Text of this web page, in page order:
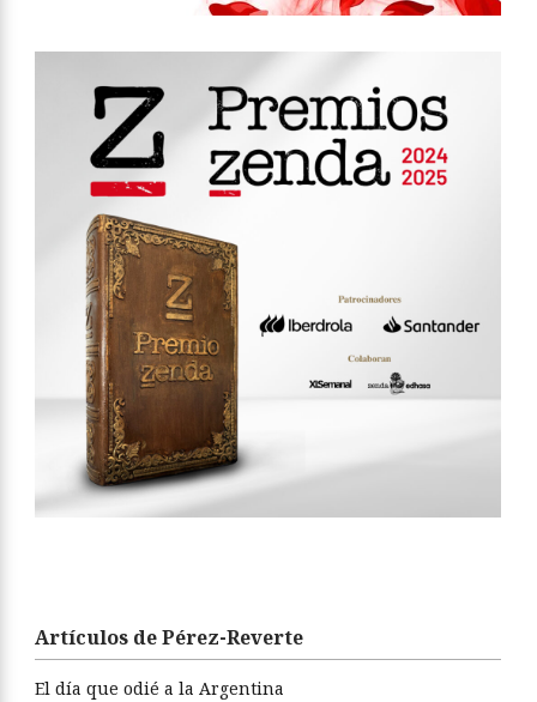
Artículos de Pérez-Reverte
El día que odié a la Argentina